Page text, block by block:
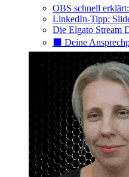
OBS schnell
LinkedIn-Tipp:
Die Elgato Stream
⬛️ Deine